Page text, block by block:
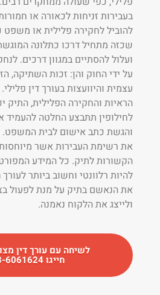
בעבירות זניחות לכאורה או
להוביל לחקירה פלילית או משפט
שכזה מתחיל דרכו כתלונה
ועלול להסתיים במגוון דרכים.
על ידי החוק והן: זכות השתיקה,
עצמית והיוועצות בעורך דין
הראיות והחקירה הפלילית, התיק
לחילופין תתבצע החלטה להעמיד
והגשת כתב אישום לבית המשפט.
את רשימת העבירות אשר
הקשורות לתיק. כל המידע
להיות רלוונטי וחשוב ביותר
את הנאשם בתיק על מנת לפעול
ולייצג את הלקוח נאמנה.
לשיחה עם עורך דין
חייגו 053-6061624